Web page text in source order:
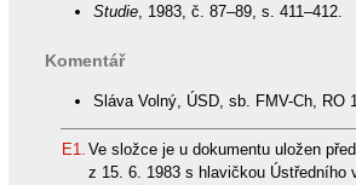
Studie, 1983, č. 87–89, s. 411–412.
Komentář
Sláva Volný, ÚSD, sb. FMV-Ch, RO
E1. Ve složce je u dokumentu uložen
z 15. 6. 1983 s hlavičkou Ústředního